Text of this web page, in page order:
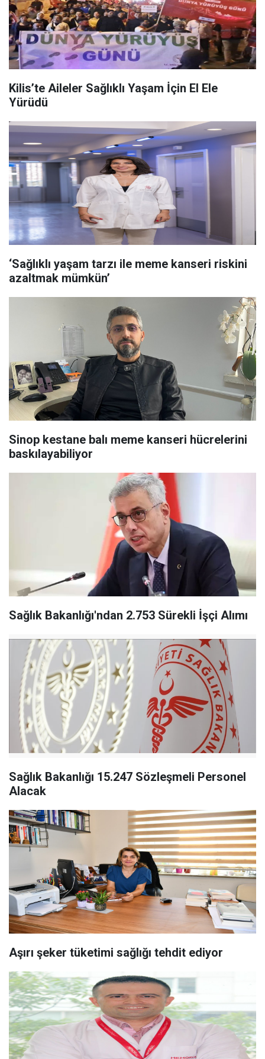
Kilis’te Aileler Sağlıklı Yaşam İçin El Ele
Yürüdü
‘Sağlıklı yaşam tarzı ile meme kanseri riskini
azaltmak mümkün’
Sinop kestane balı meme kanseri hücrelerini
baskılayabiliyor
Sağlık Bakanlığı'ndan 2.753 Sürekli İşçi Alımı
Sağlık Bakanlığı 15.247 Sözleşmeli Personel
Alacak
Aşırı şeker tüketimi sağlığı tehdit ediyor